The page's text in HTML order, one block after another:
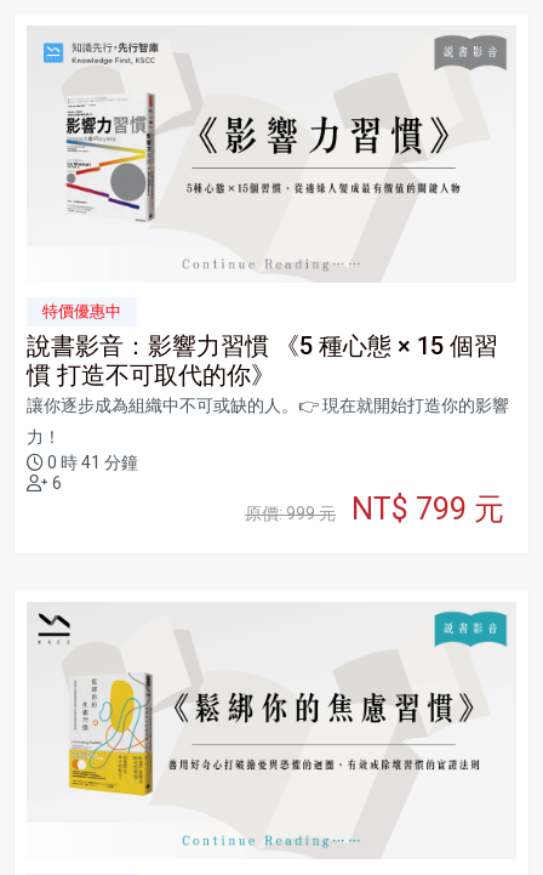
特價優惠中
說書影音：影響力習慣 《5 種心態 × 15 個習
慣 打造不可取代的你》
讓你逐步成為組織中不可或缺的人。👉 現在就開始打造你的影響
力！
0 時 41 分鐘
6
原價: 999 元
NT$ 799 元